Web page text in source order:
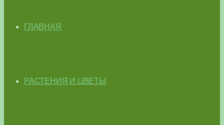
ГЛАВНАЯ
РАСТЕНИЯ И ЦВЕТЫ